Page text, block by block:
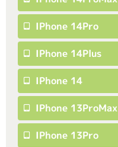
IPhone 14Pro
IPhone 14Plus
IPhone 14
IPhone 13ProMax
IPhone 13Pro